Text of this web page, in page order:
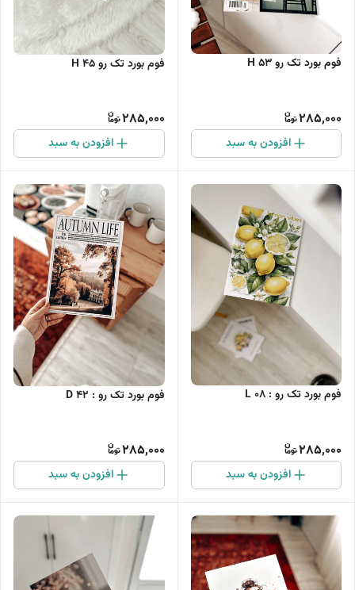
فوم بورد تک رو H 53
285,000
افزودن به سبد
فوم بورد تک رو H 45
285,000
افزودن به سبد
فوم بورد تک رو : L 08
285,000
افزودن به سبد
فوم بورد تک رو : D 42
285,000
افزودن به سبد